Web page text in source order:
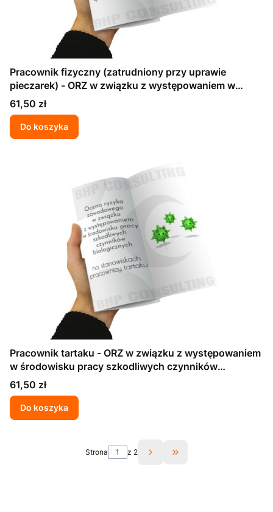
Pracownik fizyczny (zatrudniony przy uprawie
pieczarek) - ORZ w związku z występowaniem w
środowisku pracy szkodliwych czynników
biologicznych
Cena
61,50 zł
Do koszyka
Pracownik tartaku - ORZ w związku z występowaniem
w środowisku pracy szkodliwych czynników
biologicznych
Cena
61,50 zł
Do koszyka
Strona z 2 Przejdź do ostatniej